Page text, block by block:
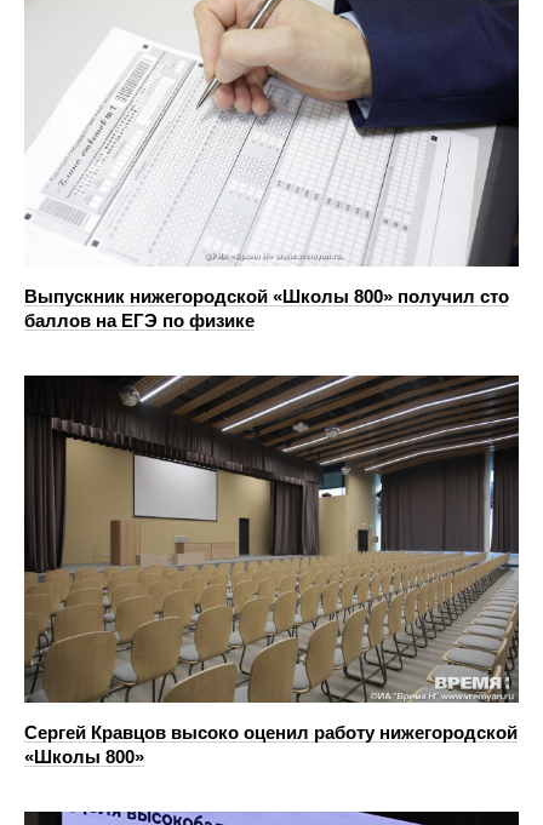
Выпускник нижегородской «Школы 800» получил сто
баллов на ЕГЭ по физике
Сергей Кравцов высоко оценил работу нижегородской
«Школы 800»